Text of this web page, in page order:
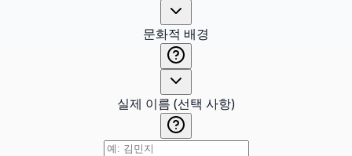
문화적 배경
실제 이름 (선택 사항)